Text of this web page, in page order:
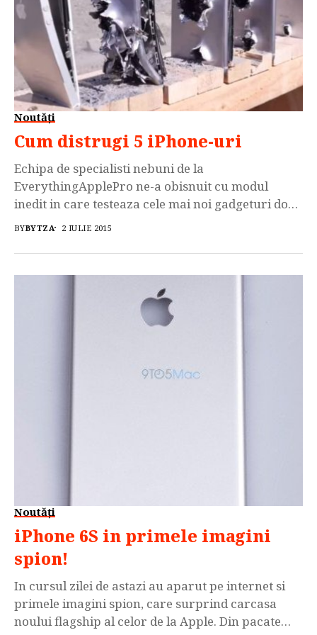
Noutăți
Cum distrugi 5 iPhone-uri
Echipa de specialisti nebuni de la
EverythingApplePro ne-a obisnuit cu modul
inedit in care testeaza cele mai noi gadgeturi doar
de dragul utilizatorilor care ii urmaresc pe
rezistenta terminalelor Apple si au dorit sa vada
prin cate Iphone-uri este capabil sa treaca un
glont plecat din celebra […]
BYBYTZA 2 IULIE 2015
Noutăți
iPhone 6S in primele imagini
spion!
In cursul zilei de astazi au aparut pe internet si
primele imagini spion, care surprind carcasa
noului flagship al celor de la Apple. Din pacate